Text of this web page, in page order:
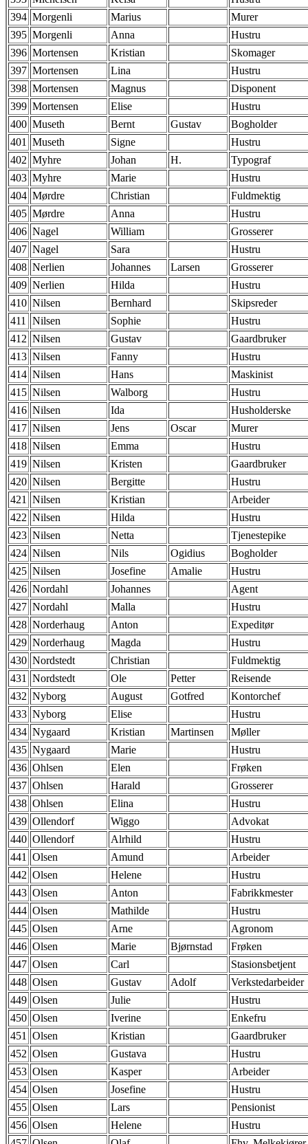
394 Morgenli Marius
Murer
395 Morgenli Anna
Hustru
396 Mortensen Kristian
Skomager
397 Mortensen Lina
Hustru
398 Mortensen Magnus
Disponent
399 Mortensen Elise
Hustru
400 Museth Bernt Gustav
Bogholder
401 Museth Signe
Hustru
402 Myhre Johan H.
Typograf
403 Myhre Marie
Hustru
404 Mørdre Christian
Fuldmektig
405 Mørdre Anna
Hustru
406 Nagel William
Grosserer
407 Nagel Sara
Hustru
408 Nerlien Johannes Larsen
Grosserer
409 Nerlien Hilda
Hustru
410 Nilsen Bernhard
Skipsreder
411 Nilsen Sophie
Hustru
412 Nilsen Gustav
Gaardbruker
413 Nilsen Fanny
Hustru
414 Nilsen Hans
Maskinist
415 Nilsen Walborg
Hustru
416 Nilsen Ida
Husholderske
417 Nilsen Jens Oscar
Murer
418 Nilsen Emma
Hustru
419 Nilsen Kristen
Gaardbruker
420 Nilsen Bergitte
Hustru
421 Nilsen Kristian
Arbeider
422 Nilsen Hilda
Hustru
423 Nilsen Netta
Tjenestepike
424 Nilsen Nils Ogidius
Bogholder
425 Nilsen Josefine Amalie
Hustru
426 Nordahl Johannes
Agent
427 Nordahl Malla
Hustru
428 Norderhaug Anton
Expeditør
429 Norderhaug Magda
Hustru
430 Nordstedt Christian
Fuldmektig
431 Nordstedt Ole Petter
Reisende
432 Nyborg August Gotfred
Kontorchef
433 Nyborg Elise
Hustru
434 Nygaard Kristian Martinsen
Møller
435 Nygaard Marie
Hustru
436 Ohlsen Elen
Frøken
437 Ohlsen Harald
Grosserer
438 Ohlsen Elina
Hustru
439 Ollendorf Wiggo
Advokat
440 Ollendorf Alrhild
Hustru
441 Olsen Amund
Arbeider
442 Olsen Helene
Hustru
443 Olsen Anton
Fabrikkmester
444 Olsen Mathilde
Hustru
445 Olsen Arne
Agronom
446 Olsen Marie Bjørnstad
Frøken
447 Olsen Carl
Stasionsbetjent
448 Olsen Gustav Adolf
Verkstedarbeider
449 Olsen Julie
Hustru
450 Olsen Iverine
Enkefru
451 Olsen Kristian
Gaardbruker
452 Olsen Gustava
Hustru
453 Olsen Kasper
Arbeider
454 Olsen Josefine
Hustru
455 Olsen Lars
Pensionist
456 Olsen Helene
Hustru